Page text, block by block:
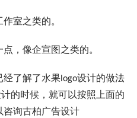
室之类的。
，像企宣图之类的。
了解了水果logo设计的做法
的时候，就可以按照上面的
咨询古柏广告设计